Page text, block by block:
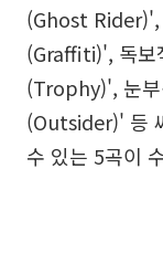
(Ghost Rider)',
(Graffiti)', 독보
(Trophy)', 눈부
(Outsider)' 등
수 있는 5곡이